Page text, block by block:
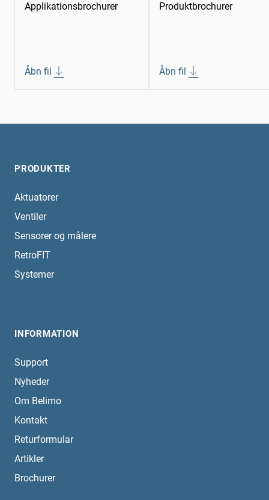
Applikationsbrochurer
Åbn fil
Produktbrochurer
Åbn fil
PRODUKTER
Aktuatorer
Ventiler
Sensorer og målere
RetroFIT
Systemer
INFORMATION
Support
Nyheder
Om Belimo
Kontakt
Returformular
Artikler
Brochurer